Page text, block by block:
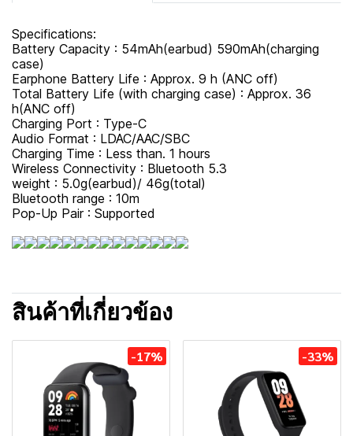
Specifications:
Battery Capacity : 54mAh(earbud) 590mAh(charging
case)
Earphone Battery Life : Approx. 9 h (ANC off)
Total Battery Life (with charging case) : Approx. 36
h(ANC off)
Charging Port : Type-C
Audio Format : LDAC/AAC/SBC
Charging Time : Less than. 1 hours
Wireless Connectivity : Bluetooth 5.3
weight : 5.0g(earbud)/ 46g(total)
Bluetooth range : 10m
Pop-Up Pair : Supported
สินค้าที่เกี่ยวข้อง
-17% -33%